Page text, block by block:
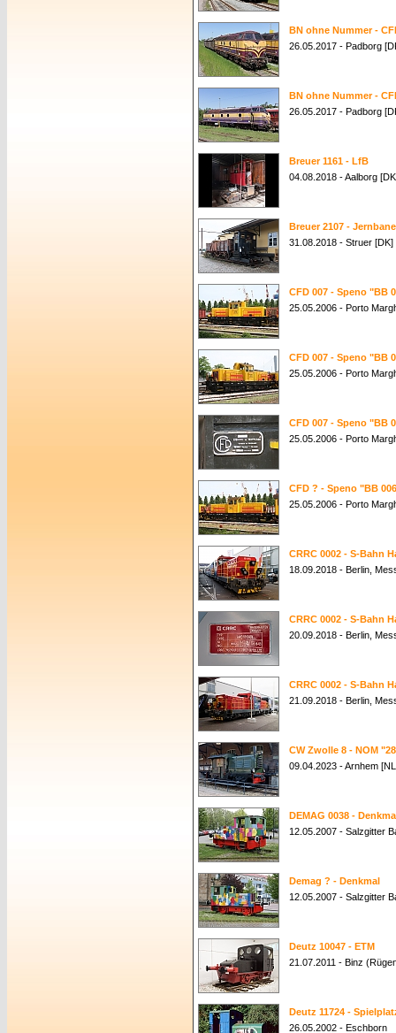
BN ohne Nummer -
26.05.2017 - Padborg
BN ohne Nummer -
26.05.2017 - Padborg
Breuer 1161 - LfB
04.08.2018 - Aalborg
Breuer 2107 -
31.08.2018 - Struer [DK]
CFD 007 - Speno "BB
25.05.2006 - Porto
CFD 007 - Speno "BB
25.05.2006 - Porto
CFD 007 - Speno "BB
25.05.2006 - Porto
CFD ? - Speno "BB
25.05.2006 - Porto
CRRC 0002 - S-Bahn
18.09.2018 - Berlin,
CRRC 0002 - S-Bahn
20.09.2018 - Berlin,
CRRC 0002 - S-Bahn
21.09.2018 - Berlin,
CW Zwolle 8 - NOM
09.04.2023 - Arnhem
DEMAG 0038 -
12.05.2007 - Salzgitter
Demag ? - Denkmal
12.05.2007 - Salzgitter
Deutz 10047 - ETM
21.07.2011 - Binz
Deutz 11724 -
26.05.2002 - Eschborn